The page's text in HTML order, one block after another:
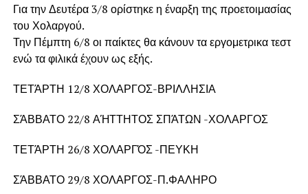
Για την Δευτέρα 3/8 ορίστηκε η έναρξη της προετοιμασίας
του Χολαργού.
Την Πέμπτη 6/8 οι παίκτες θα κάνουν τα εργομετρικα τεστ
ενώ τα φιλικά έχουν ως εξής.
ΤΕΤΆΡΤΗ 12/8 ΧΟΛΑΡΓΟΣ-ΒΡΙΛΛΗΣΙΑ
ΣΆΒΒΑΤΟ 22/8 ΑΉΤΤΗΤΟΣ ΣΠΆΤΩΝ -ΧΟΛΑΡΓΟΣ
ΤΕΤΆΡΤΗ 26/8 ΧΟΛΑΡΓΌΣ -ΠΕΥΚΗ
ΣΆΒΒΑΤΟ 29/8 ΧΟΛΑΡΓΟΣ-Π.ΦΑΛΗΡΟ